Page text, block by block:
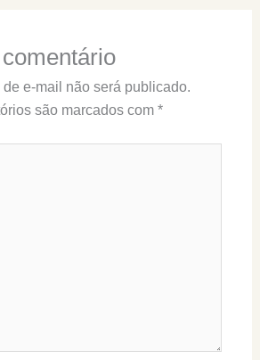
e-mail não será publicado.
são marcados com *